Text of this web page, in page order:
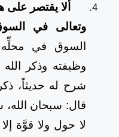
ألا يقتصر على
وتعالى في
السوق في محلِّه
وظيفته وذكر
شرح له حديثاً،
قال: سبحان
لا حول ولا قوَّة